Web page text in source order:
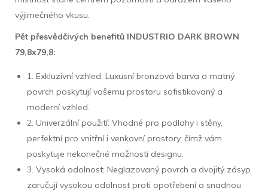
výjimečného vkusu.
Pět přesvědčivých benefitů INDUSTRIO DARK BROWN
79,8x79,8:
1. Exkluzivní vzhled: Luxusní bronzová barva a matný
povrch poskytují vašemu prostoru sofistikovaný a
moderní vzhled.
2. Univerzální použití: Vhodné pro podlahy i stěny,
perfektní pro vnitřní i venkovní prostory, čímž vám
poskytuje nekonečné možnosti designu.
3. Vysoká odolnost: Neglazovaný povrch a dvojitý zásyp
zaručují vysokou odolnost proti opotřebení a snadnou